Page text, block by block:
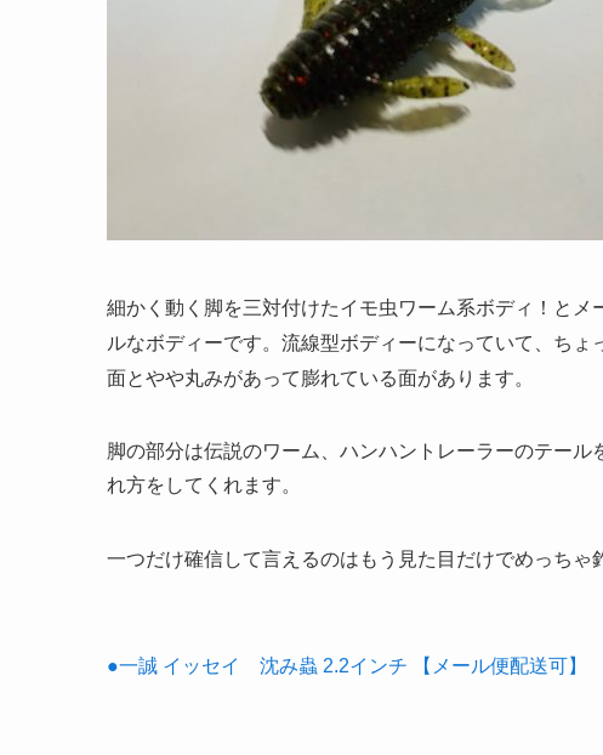
細かく動く脚を三対付けたイモ虫ワーム系ボディ！と
ルなボディーです。流線型ボディーになっていて、ち
面とやや丸みがあって膨れている面があります。
脚の部分は伝説のワーム、ハンハントレーラーのテー
れ方をしてくれます。
一つだけ確信して言えるのはもう見た目だけでめっちゃ
●一誠 イッセイ 沈み蟲 2.2インチ 【メール便配送可】